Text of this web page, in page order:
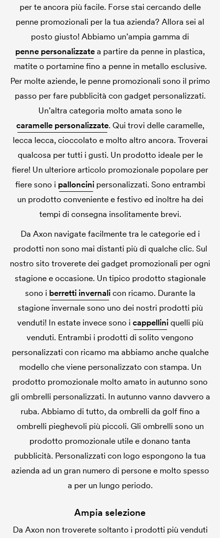
per te ancora più facile. Forse stai cercando delle
penne promozionali per la tua azienda? Allora sei al
posto giusto! Abbiamo un’ampia gamma di
penne personalizzatea partire da penne in plastica,
matite o portamine fino a penne in metallo esclusive.
Per molte aziende, le penne promozionali sono il primo
passo per fare pubblicità con gadget personalizzati.
Un’altra categoria molto amata sono le
caramelle personalizzate. Qui trovi delle caramelle,
lecca lecca, cioccolato e molto altro ancora. Troverai
qualcosa per tutti i gusti. Un prodotto ideale per le
fiere! Un ulteriore articolo promozionale popolare per
fiere sono i palloncinipersonalizzati. Sono entrambi
un prodotto conveniente e festivo ed inoltre ha dei
tempi di consegna insolitamente brevi.
Da Axon navigate facilmente tra le categorie ed i
prodotti non sono mai distanti più di qualche clic. Sul
nostro sito troverete dei gadget promozionali per ogni
stagione e occasione. Un tipico prodotto stagionale
sono i berretti invernalicon ricamo. Durante la
stagione invernale sono uno dei nostri prodotti più
venduti! In estate invece sono i cappelliniquelli più
venduti. Entrambi i prodotti di solito vengono
personalizzati con ricamo ma abbiamo anche qualche
modello che viene personalizzato con stampa. Un
prodotto promozionale molto amato in autunno sono
gli ombrelli personalizzati. In autunno vanno davvero a
ruba. Abbiamo di tutto, da ombrelli da golf fino a
ombrelli pieghevoli più piccoli. Gli ombrelli sono un
prodotto promozionale utile e donano tanta
pubblicità. Personalizzati con logo espongono la tua
azienda ad un gran numero di persone e molto spesso
a per un lungo periodo.
Ampia selezione
Da Axon non troverete soltanto i prodotti più venduti